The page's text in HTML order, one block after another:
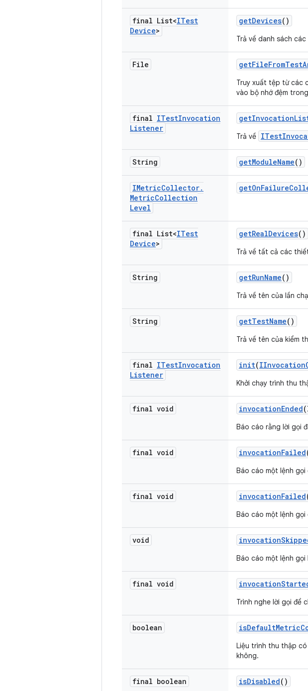
final List<ITest
Device>
getDevices()
Trả về danh sách
File getFileFromTest
Truy xuất tệp từ các
vào bộ nhớ đệm
final ITestInvocation
Listener
getInvocation
Trả về
String getModuleName()
IMetricCollector.
MetricCollection
Level
getOnFailure
final List<ITest
Device>
getRealDevices()
Trả về tất cả các
String getRunName()
Trả về tên của lần
String getTestName()
Trả về tên của kiểm
final ITestInvocation
Listener
init(IInvocation
Khởi chạy trình thu
final void invocationEnded
Báo cáo rằng lời gọi
final void invocationFailed
Báo cáo một lệnh gọi
final void invocationFailed
Báo cáo một lệnh gọi
void invocation
Báo cáo một lệnh gọi
final void invocation
Trình nghe lời gọi để
boolean isDefaultMetric
Liệu trình thu thập
không.
final boolean isDisabled()